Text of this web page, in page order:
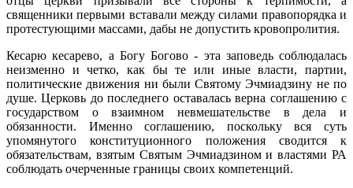
священники первыми вставали между силами правопорядка и
протестующими массами, дабы не допустить кровопролития.
Кесарю кесарево, а Богу Богово - эта заповедь соблюдалась
неизменно и четко, как бы те или иные власти, партии,
политические движения ни были Святому Эчмиадзину не по
душе. Церковь до последнего оставалась верна соглашению с
государством о взаимном невмешательстве в дела и
обязанности. Именно соглашению, поскольку вся суть
упомянутого конституционного положения сводится к
обязательствам, взятым Святым Эчмиадзином и властями РА
соблюдать очерченные границы своих компетенций.